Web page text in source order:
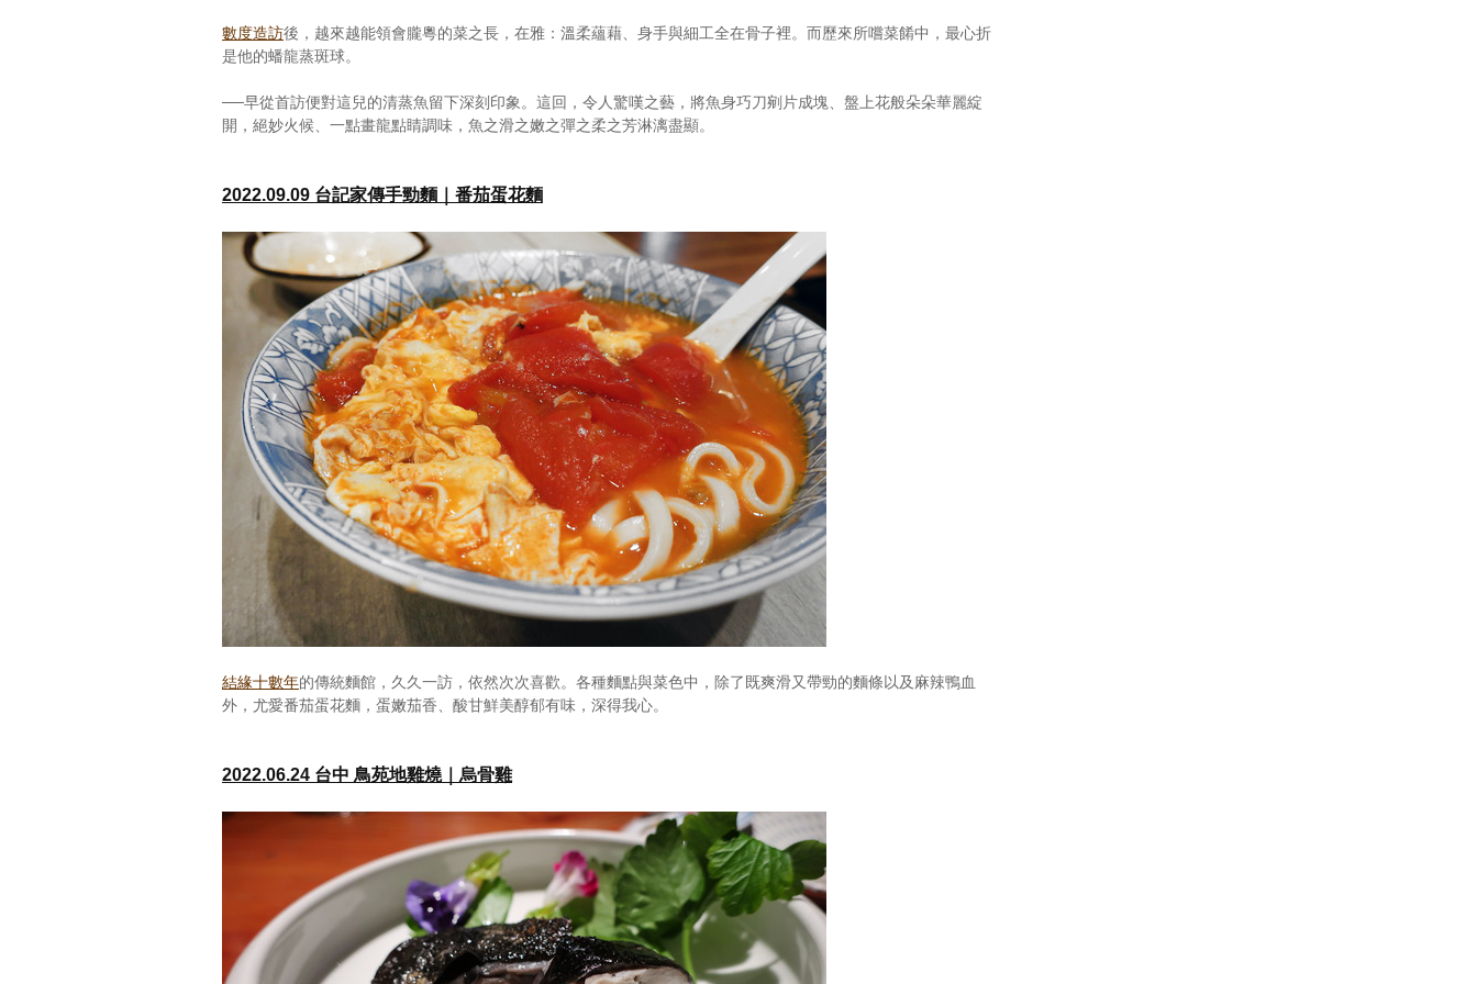
數度造訪後，越來越能領會朧粵的菜之長，在雅：溫柔蘊藉、身手與細工全在骨子裡。而歷來所嚐菜餚中，最心折
是他的蟠龍蒸斑球。
──早從首訪便對這兒的清蒸魚留下深刻印象。這回，令人驚嘆之藝，將魚身巧刀剜片成塊、盤上花般朵朵華麗綻
開，絕妙火候、一點畫龍點睛調味，魚之滑之嫩之彈之柔之芳淋漓盡顯。
2022.09.09 台記家傳手勁麵｜番茄蛋花麵
結緣十數年的傳統麵館，久久一訪，依然次次喜歡。各種麵點與菜色中，除了既爽滑又帶勁的麵條以及麻辣鴨血
外，尤愛番茄蛋花麵，蛋嫩茄香、酸甘鮮美醇郁有味，深得我心。
2022.06.24 台中 鳥苑地雞燒｜烏骨雞